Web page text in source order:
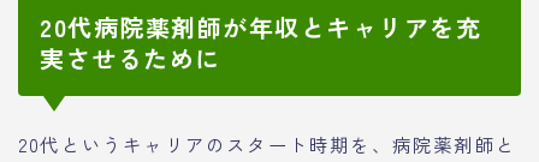
20代病院薬剤師が年収とキャリアを充
実させるために
20代というキャリアのスタート時期を、病院薬剤師と